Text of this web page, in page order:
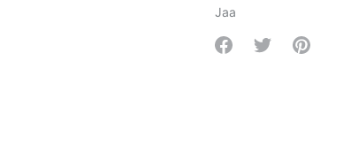
Jaa
Share on Facebook
Share onShare